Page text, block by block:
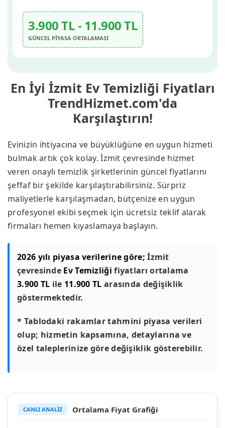
En İyi İzmit Ev Temizliği Fiyatları
TrendHizmet.com'da
Karşılaştırın!
Evinizin ihtiyacına ve büyüklüğüne en uygun hizmeti
bulmak artık çok kolay. İzmit çevresinde hizmet
veren onaylı temizlik şirketlerinin güncel fiyatlarını
şeffaf bir şekilde karşılaştırabilirsiniz. Sürpriz
maliyetlerle karşılaşmadan, bütçenize en uygun
profesyonel ekibi seçmek için ücretsiz teklif alarak
firmaları hemen kıyaslamaya başlayın.
2026 yılı piyasa verilerine göre; İzmit
çevresinde Ev Temizliği fiyatları ortalama
3.900 TL ile 11.900 TL arasında değişiklik
göstermektedir.
* Tablodaki rakamlar tahmini piyasa verileri
olup; hizmetin kapsamına, detaylarına ve
özel taleplerinize göre değişiklik gösterebilir.
CANLI ANALİZ Ortalama Fiyat Grafiği
3.900 TL - 11.900 TL
GÜNCEL PİYASA ORTALAMASI